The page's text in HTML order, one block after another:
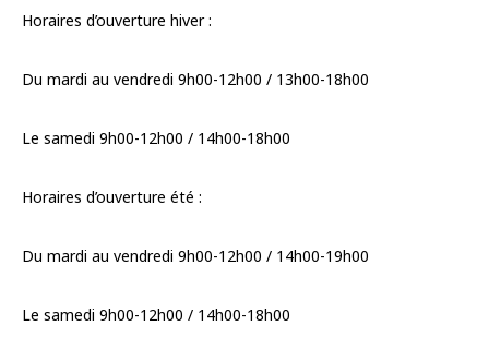
Horaires d’ouverture hiver :
Du mardi au vendredi 9h00-12h00 / 13h00-18h00
Le samedi 9h00-12h00 / 14h00-18h00
Horaires d’ouverture été :
Du mardi au vendredi 9h00-12h00 / 14h00-19h00
Le samedi 9h00-12h00 / 14h00-18h00